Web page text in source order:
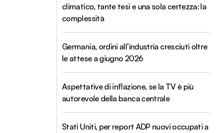
climatico, tante tesi e una sola certezza: la
complessità
Germania, ordini all’industria cresciuti oltre
le attese a giugno 2026
Aspettative di inflazione, se la TV è più
autorevole della banca centrale
Stati Uniti, per report ADP nuovi occupati a